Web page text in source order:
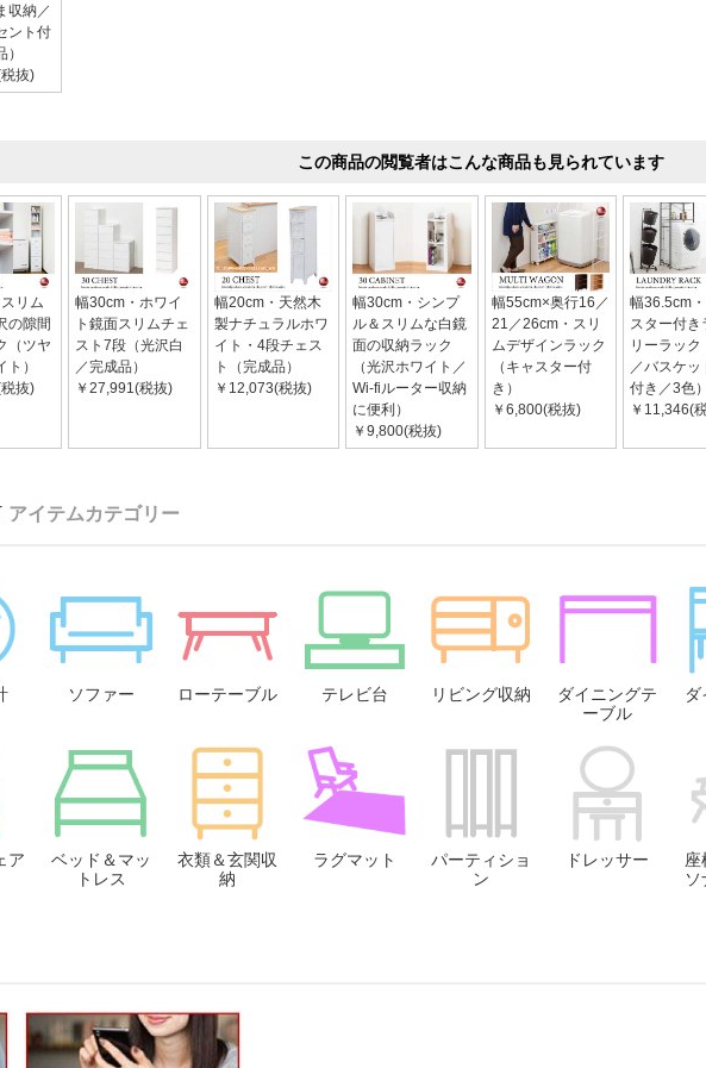
収納／
ント付
抜)
この商品の閲覧者はこんな商品も見られています
リム
の隙間
（ツヤ
）
抜)
幅30cm・ホワイ
ト鏡面スリムチェ
スト7段（光沢白
／完成品）
￥27,991(税抜)
幅20cm・天然木
製ナチュラルホワ
イト・4段チェス
ト（完成品）
￥12,073(税抜)
幅30cm・シンプ
ル＆スリムな白鏡
面の収納ラック
（光沢ホワイト／
Wi-fiルーター収納
に便利）
￥9,800(税抜)
幅55cm×奥行16／
21／26cm・スリ
ムデザインラック
（キャスター付
き）
￥6,800(税抜)
幅36.5cm
スター付き
リーラック
／バスケッ
付き／3色）
￥11,346(
アイテムカテゴリー
ソファー ローテーブル テレビ台 リビング収納
ダイニングテ
ーブル
ア
ベッド＆マッ
トレス
衣類＆玄関収
納
ラグマット
パーティショ
ン
ドレッサー
座